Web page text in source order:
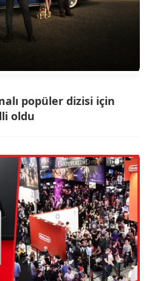
popüler dizisi için
oldu